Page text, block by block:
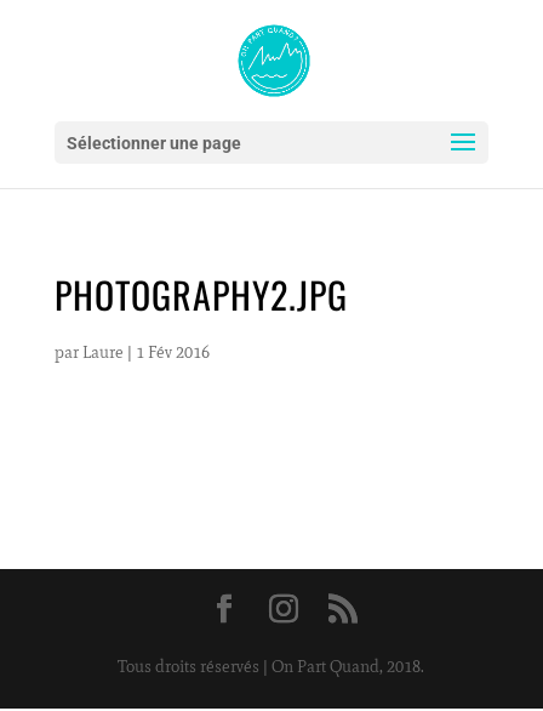
Sélectionner une page
PHOTOGRAPHY2.JPG
par Laure | 1 Fév 2016
Tous droits réservés | On Part Quand, 2018.